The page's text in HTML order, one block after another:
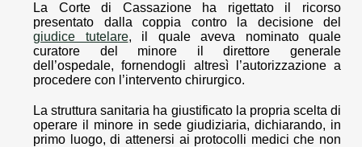
La Corte di Cassazione ha rigettato il ricorso
presentato dalla coppia contro la decisione del
giudice tutelare, il quale aveva nominato quale
curatore del minore il direttore generale
dell’ospedale, fornendogli altresì l’autorizzazione a
procedere con l’intervento chirurgico.
La struttura sanitaria ha giustificato la propria scelta di
operare il minore in sede giudiziaria, dichiarando, in
primo luogo, di attenersi ai protocolli medici che non